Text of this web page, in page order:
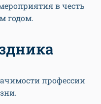
в честь
годом.
профессии